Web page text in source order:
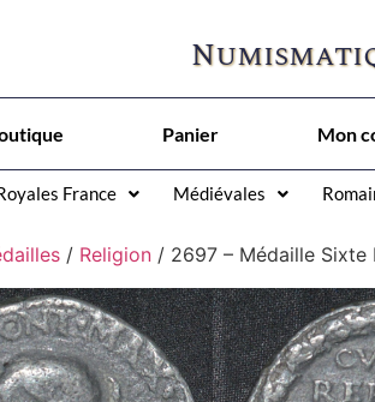
Panier Mon
France Médiévales
/ Religion / 2697 – Médaille Sixte